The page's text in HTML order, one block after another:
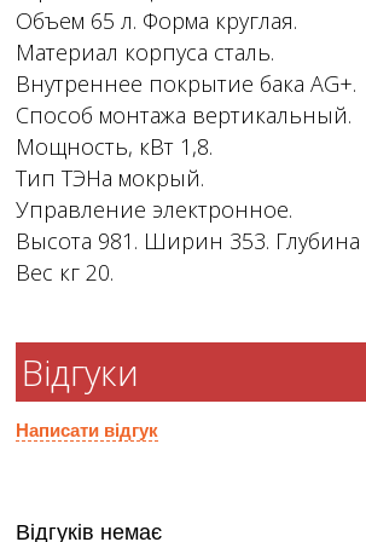
Объем 65 л. Форма круглая.
Материал корпуса сталь.
Внутреннее покрытие бака AG+.
Способ монтажа вертикальный.
Мощность, кВт 1,8.
Тип ТЭНа мокрый.
Управление электронное.
Высота 981. Ширин 353. Глубина
Вес кг 20.
Відгуки
Написати відгук
Відгуків немає